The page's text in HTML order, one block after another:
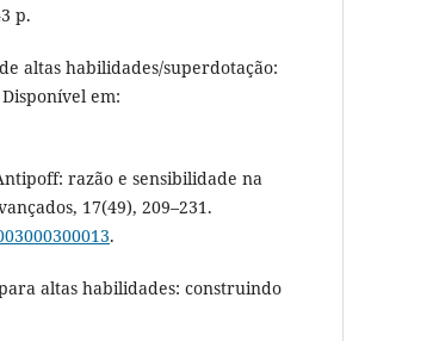
p.
altas habilidades/superdotação:
em:
razão e sensibilidade na
17(49), 209–231.
.
altas habilidades: construindo